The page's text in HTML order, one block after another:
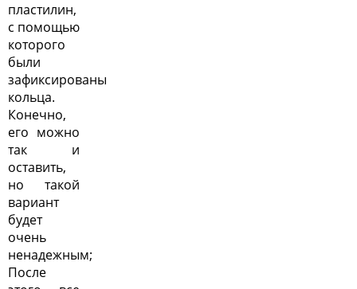
пластилин,
с помощью
которого
были
зафиксированы
кольца.
Конечно,
его можно
так и
оставить,
но такой
вариант
будет
очень
ненадежным;
После